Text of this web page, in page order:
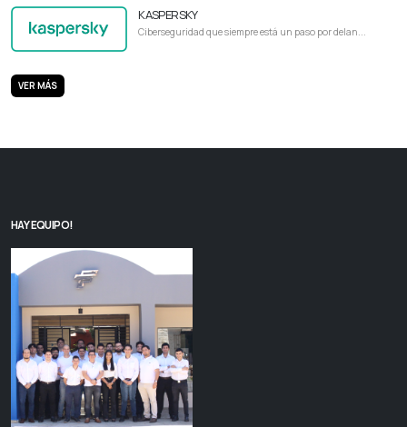
KASPERSKY
Ciberseguridad que siempre está un paso por delan...
VER MÁS
HAY EQUIPO!